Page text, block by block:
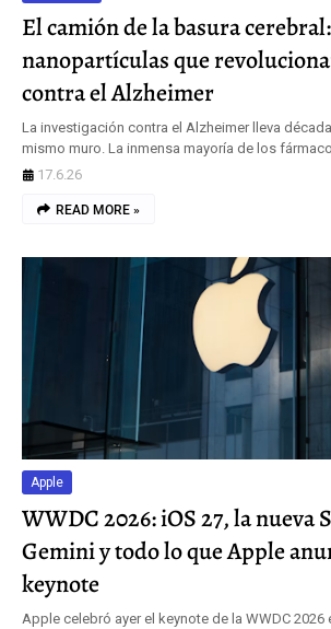
El camión de la basura
nanopartículas que
contra el Alzheimer
La investigación contra el Alzheimer lleva
mismo muro. La inmensa mayoría de los
17.6.26
READ MORE »
Apple
WWDC 2026: iOS 27, la nueva
Gemini y todo lo que Apple
keynote
Apple celebró ayer el keynote de la WWDC 2026